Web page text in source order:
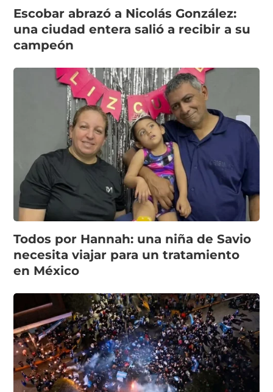
Escobar abrazó a Nicolás González:
una ciudad entera salió a recibir a su
campeón
Todos por Hannah: una niña de Savio
necesita viajar para un tratamiento
en México